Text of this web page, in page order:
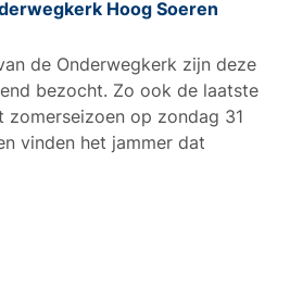
Hoog Soeren
de Onderwegkerk zijn deze
bezocht. Zo ook de laatste
zomerseizoen op zondag 31
vinden het jammer dat